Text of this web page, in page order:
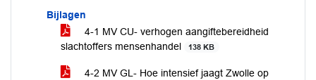
Bijlagen
4-1 MV CU- verhogen aangiftebereidheid
slachtoffers mensenhandel
138 KB
4-2 MV GL- Hoe intensief jaagt Zwolle op